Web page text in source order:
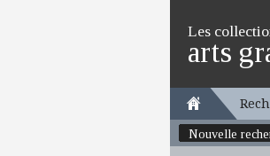
Les
arts
Nouvelle